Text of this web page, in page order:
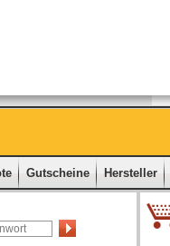
Gutscheine Hersteller